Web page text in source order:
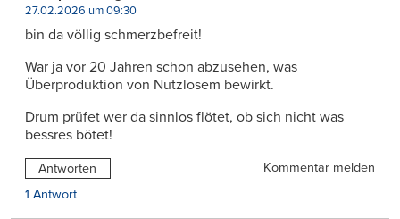
27.02.2026 um 09:30
bin da völlig schmerzbefreit!
War ja vor 20 Jahren schon abzusehen, was
Überproduktion von Nutzlosem bewirkt.
Drum prüfet wer da sinnlos flötet, ob sich nicht was
bessres bötet!
Antworten
Kommentar melden
1 Antwort